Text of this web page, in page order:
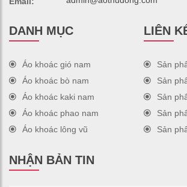
DANH MỤC
Áo khoác gió nam
Áo khoác bò nam
Áo khoác kaki nam
Áo khoác phao nam
Áo khoác lông vũ
LIÊN
Sản
Sản
Sản
Sản
Sản
NHẬN BẢN TIN